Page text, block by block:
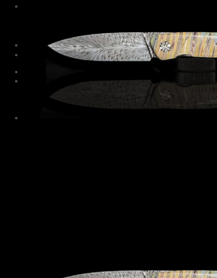
Контакты
Гарантия
Корзина пуста.